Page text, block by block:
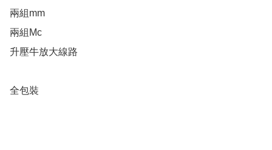
兩組mm
兩組Mc
升壓牛放大線路
全包裝